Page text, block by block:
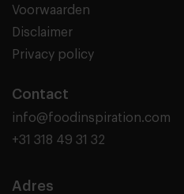
Voorwaarden
Disclaimer
Privacy policy
Contact
info@foodinspiration.com
+31 318 49 31 32
Adres